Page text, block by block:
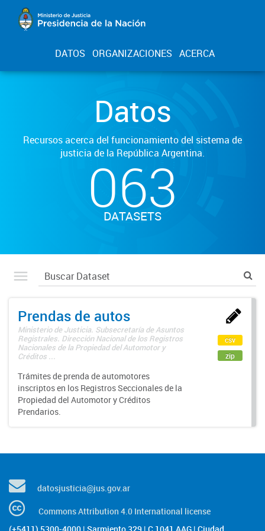
DATOS ORGANIZACIONES ACERCA
Datos
Recursos acerca del funcionamiento del sistema de
justicia de la República Argentina.
063
DATASETS
Prendas de autos
Ministerio de Justicia. Subsecretaría de Asuntos
Registrales. Dirección Nacional de los Registros
Nacionales de la Propiedad del Automotor y
Créditos ...
Trámites de prenda de automotores
inscriptos en los Registros Seccionales de la
Propiedad del Automotor y Créditos
Prendarios.
csv
zip
datosjusticia@jus.gov.ar
Commons Attribution 4.0 International license